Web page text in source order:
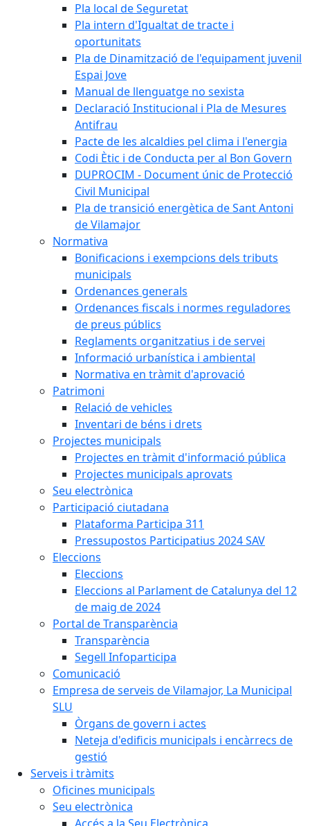
Pla local de Seguretat
Pla intern d'Igualtat de tracte i
oportunitats
Pla de Dinamització de l'equipament juvenil
Espai Jove
Manual de llenguatge no sexista
Declaració Institucional i Pla de Mesures
Antifrau
Pacte de les alcaldies pel clima i l'energia
Codi Ètic i de Conducta per al Bon Govern
DUPROCIM - Document únic de Protecció
Civil Municipal
Pla de transició energètica de Sant Antoni
de Vilamajor
Normativa
Bonificacions i exempcions dels tributs
municipals
Ordenances generals
Ordenances fiscals i normes reguladores
de preus públics
Reglaments organitzatius i de servei
Informació urbanística i ambiental
Normativa en tràmit d'aprovació
Patrimoni
Relació de vehicles
Inventari de béns i drets
Projectes municipals
Projectes en tràmit d'informació pública
Projectes municipals aprovats
Seu electrònica
Participació ciutadana
Plataforma Participa 311
Pressupostos Participatius 2024 SAV
Eleccions
Eleccions
Eleccions al Parlament de Catalunya del 12
de maig de 2024
Portal de Transparència
Transparència
Segell Infoparticipa
Comunicació
Empresa de serveis de Vilamajor, La Municipal
SLU
Òrgans de govern i actes
Neteja d'edificis municipals i encàrrecs de
gestió
Serveis i tràmits
Oficines municipals
Seu electrònica